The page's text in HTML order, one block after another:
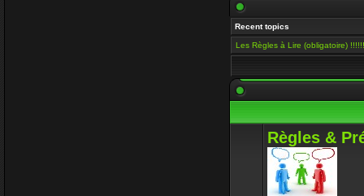
Salut Venusia,
histoire de
15 Mai 2019 00:13
Il y a encore
VénusiaBis
10 Mai 2019 11:53
Merci frérot
Recent topics
Les Règles à Lire (obligatoire)
Règles &